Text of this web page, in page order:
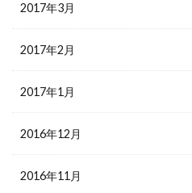
2017年3月
2017年2月
2017年1月
2016年12月
2016年11月